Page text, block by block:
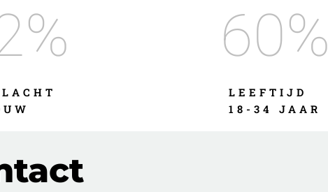
%
LEEFTIJD
18-34 JAAR
60%